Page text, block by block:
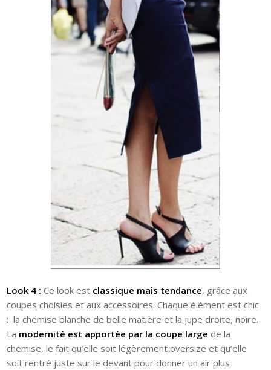
Look 4 : Ce look est classique mais tendance, grâce aux
coupes choisies et aux accessoires. Chaque élément est chic
: la chemise blanche de belle matière et la jupe droite, noire.
La modernité est apportée par la coupe large de la
chemise, le fait qu’elle soit légèrement oversize et qu’elle
soit rentré juste sur le devant pour donner un air plus